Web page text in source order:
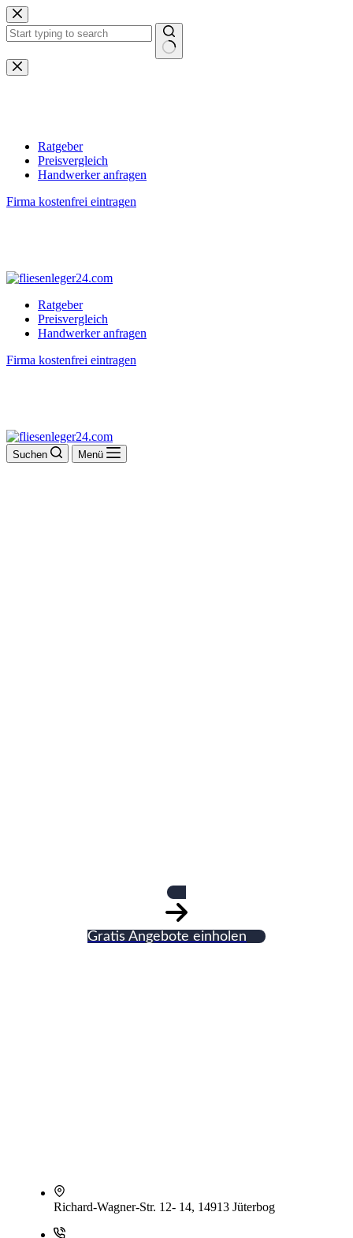
Zum
Inhalt
springen
Keine
Ergebnisse
Ratgeber
Preisvergleich
Handwerker anfragen
Firma kostenfrei eintragen
Ratgeber
Preisvergleich
Handwerker anfragen
Firma kostenfrei eintragen
Suchen Menü
Gratis Angebote einholen
Richard-Wagner-Str. 12- 14, 14913 Jüterbog